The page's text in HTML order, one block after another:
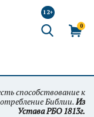
12+
0
способствование к
Библии.Из
Устава РБО 1813г.